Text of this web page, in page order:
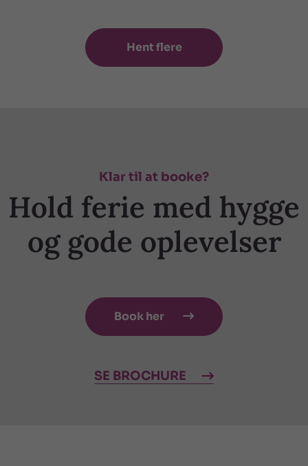
Hent flere
Klar til at booke?
Hold ferie med hygge
og gode oplevelser
Book her 
SE BROCHURE